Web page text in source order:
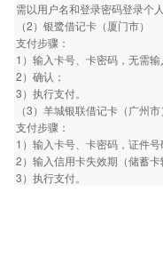
需以用户名和登录密码登录个
（2）银鹭借记卡（厦门市）
支付步骤：
1）输入卡号、卡密码，无需
2）确认；
3）执行支付。
（3）羊城银联借记卡（广州
支付步骤：
1）输入卡号、卡密码，证件
2）输入信用卡失效期（储蓄
3）执行支付。